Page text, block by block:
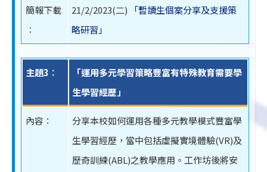
簡報下載
︰
21/2/2023(二)
「暫讀生個案分享及支援策
略研習」
主題3︰
「運用多元學習策略豐富有特殊教育需要學
生學習經歷」
內容：
分享本校如何運用各種多元教學模式豐富學
生學習經歷，當中包括虛擬實境體驗(VR)及
歷奇訓練(ABL)之教學應用。工作坊後將安